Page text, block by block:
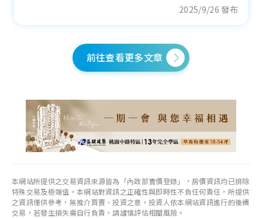
太保市
29.23萬元/坪
- 14.21%
各季房價趨勢
後壁區
2025/9/26 發布
前往查看更多文章
本網站所提供之交易資訊來源皆為「內政部實價登錄」，房價資訊均已排除
特殊交易及極端值。本網站對資訊之正確性與即時性不負任何責任，所提供
之資訊僅供參考，無推介買賣、投資之意。投資人依本網站資訊進行的後續
交易，若發生損失需自行負責，請謹慎評估相關風險。